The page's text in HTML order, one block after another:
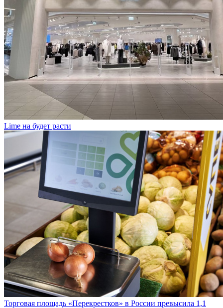
Lime на будет расти
Торговая площадь «Перекрестков» в России превысила 1,1